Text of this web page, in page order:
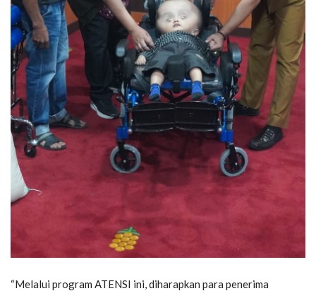
“Melalui program ATENSI ini, diharapkan para penerima